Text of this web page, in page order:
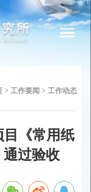
> 工作要闻 > 工作动态
目《常用纸
过验收